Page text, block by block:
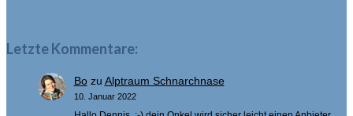
Letzte Kommentare:
Bozu Alptraum Schnarchnase
10. Januar 2022